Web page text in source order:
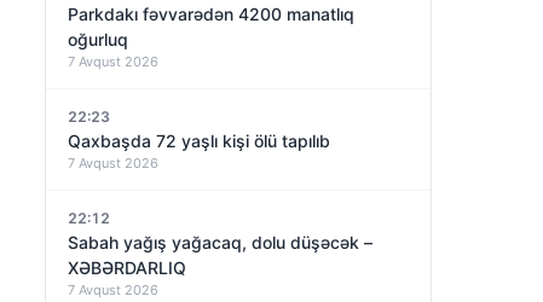
Parkdakı fəvvarədən 4200 manatlıq
oğurluq
7 Avqust 2026
22:23
Qaxbaşda 72 yaşlı kişi ölü tapılıb
7 Avqust 2026
22:12
Sabah yağış yağacaq, dolu düşəcək –
XƏBƏRDARLIQ
7 Avqust 2026